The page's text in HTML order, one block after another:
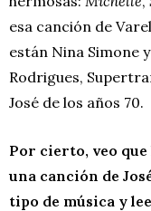
esa canción de
están Nina Simone
Rodrigues,
José de los años 70.
Por cierto, veo
una canción de
tipo de música y